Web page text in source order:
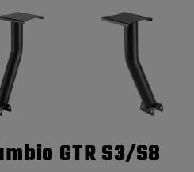
GTR S3/S8